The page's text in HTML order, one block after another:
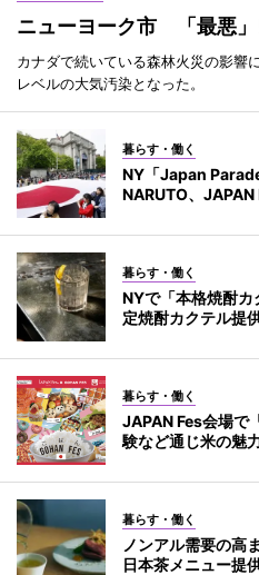
ニューヨーク市 「最悪」
カナダで続いている森林火災の影響
レベルの大気汚染となった。
暮らす・働く
NY「Japan
NARUTO、JAPAN
暮らす・働く
NYで「本格焼酎
定焼酎カクテル提
暮らす・働く
JAPAN Fes会場
験など通じ米の魅
暮らす・働く
ノンアル需要の高
日本茶メニュー提